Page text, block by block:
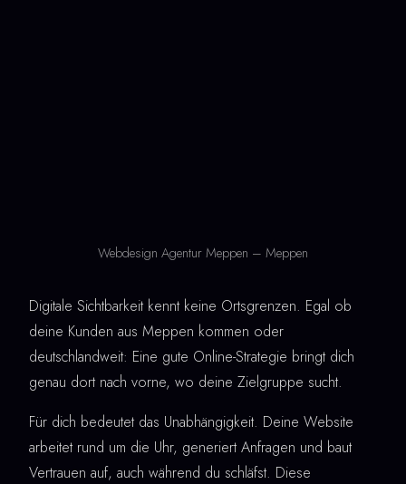
Webdesign Agentur Meppen – Meppen
Digitale Sichtbarkeit kennt keine Ortsgrenzen. Egal ob
deine Kunden aus Meppen kommen oder
deutschlandweit: Eine gute Online-Strategie bringt dich
genau dort nach vorne, wo deine Zielgruppe sucht.
Für dich bedeutet das Unabhängigkeit. Deine Website
arbeitet rund um die Uhr, generiert Anfragen und baut
Vertrauen auf, auch während du schläfst. Diese